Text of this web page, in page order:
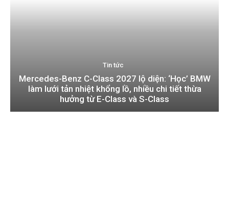
Tin tức
Mercedes-Benz C-Class 2027 lộ diện: ‘Học’ BMW
làm lưới tản nhiệt khổng lồ, nhiều chi tiết thừa
hưởng từ E-Class và S-Class